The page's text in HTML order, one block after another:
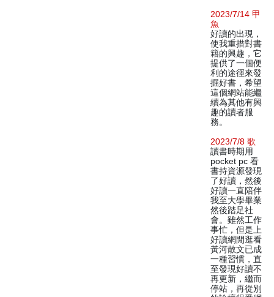
2023/7/14 甲
魚
好讀的出現，
使我重措對書
籍的興趣，它
提供了一個便
利的途徑來發
掘好書，希望
這個網站能繼
續為其他有興
趣的讀者服
務。
2023/7/8 歌
讀書時期用
pocket pc 看
書持資源發現
了好讀，然後
好讀一直陪伴
我至大學畢業
然後踏足社
會。雖然工作
事忙，但是上
好讀網閒逛看
黃河散文已成
一種習慣，直
至發現好讀不
再更新，繼而
停站，再從別